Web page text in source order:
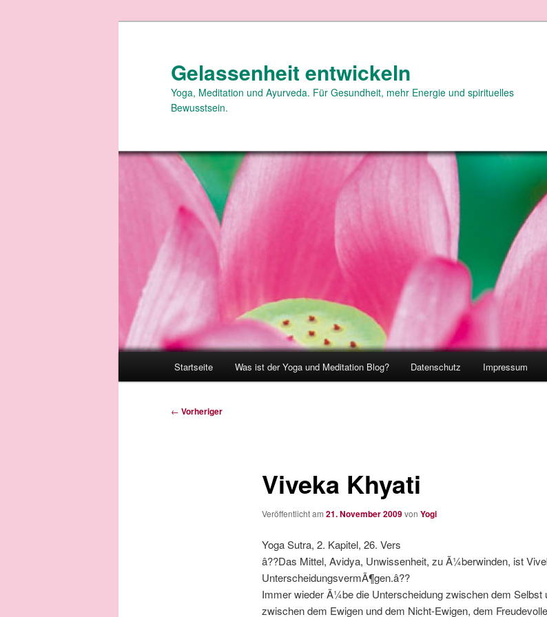
Gelassenheit entwickeln
Yoga, Meditation und Ayurveda. Für Gesundheit, mehr Energie und spirituelles
Bewusstsein.
Startseite Was ist der Yoga und Meditation Blog? Datenschutz Impressum
Beitragsnavigation
← Vorheriger
Viveka Khyati
Veröffentlicht am 21. November 2009von Yogi
Yoga Sutra, 2. Kapitel, 26. Vers
â??Das Mittel, Avidya, Unwissenheit, zu Ã¼berwinden, ist
UnterscheidungsvermÃ¶gen.â??
Immer wieder Ã¼be die Unterscheidung zwischen dem Selbst
zwischen dem Ewigen und dem Nicht-Ewigen, dem